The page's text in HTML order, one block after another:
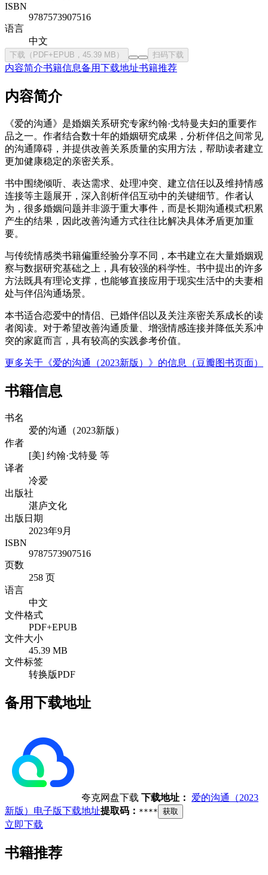
ISBN
9787573907516
语言
中文
下载（PDF+EPUB，45.39 MB） 扫码下载
内容简介书籍信息备用下载地址书籍推荐
内容简介
《爱的沟通》是婚姻关系研究专家约翰·戈特曼夫妇的重要作
品之一。作者结合数十年的婚姻研究成果，分析伴侣之间常见
的沟通障碍，并提供改善关系质量的实用方法，帮助读者建立
更加健康稳定的亲密关系。
书中围绕倾听、表达需求、处理冲突、建立信任以及维持情感
连接等主题展开，深入剖析伴侣互动中的关键细节。作者认
为，很多婚姻问题并非源于重大事件，而是长期沟通模式积累
产生的结果，因此改善沟通方式往往比解决具体矛盾更加重
要。
与传统情感类书籍偏重经验分享不同，本书建立在大量婚姻观
察与数据研究基础之上，具有较强的科学性。书中提出的许多
方法既具有理论支撑，也能够直接应用于现实生活中的夫妻相
处与伴侣沟通场景。
本书适合恋爱中的情侣、已婚伴侣以及关注亲密关系成长的读
者阅读。对于希望改善沟通质量、增强情感连接并降低关系冲
突的家庭而言，具有较高的实践参考价值。
更多关于《爱的沟通（2023新版）》的信息（豆瓣图书页面）
书籍信息
书名
爱的沟通（2023新版）
作者
[美] 约翰·戈特曼 等
译者
冷爱
出版社
湛庐文化
出版日期
2023年9月
ISBN
9787573907516
页数
258 页
语言
中文
文件格式
PDF+EPUB
文件大小
45.39 MB
文件标签
转换版PDF
备用下载地址
夸克网盘下载 下载地址： 爱的沟通（2023
新版）电子版下载地址提取码： **** 获取
立即下载
书籍推荐